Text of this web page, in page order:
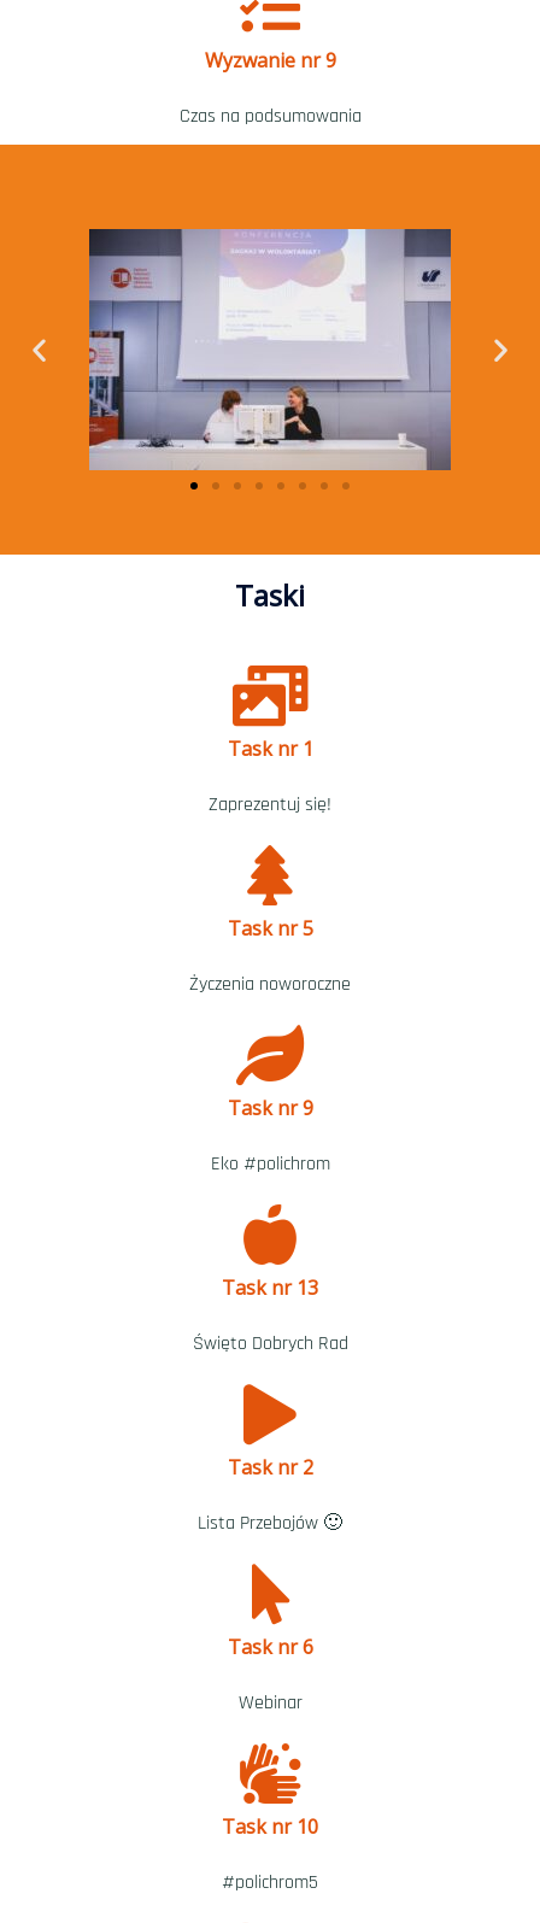
Wyzwanie nr 9
Czas na podsumowania
Taski
Task nr 1
Zaprezentuj się!
Task nr 5
Życzenia noworoczne
Task nr 9
Eko #polichrom
Task nr 13
Święto Dobrych Rad
Task nr 2
Lista Przebojów 🙂
Task nr 6
Webinar
Task nr 10
#polichrom5